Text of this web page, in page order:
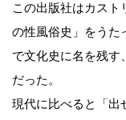
この出版社はカスト
の性風俗史」をうた
で文化史に名を残す
だった。
現代に比べると「出